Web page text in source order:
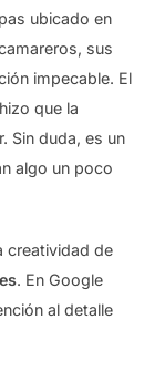
ubicado en
sus
impecable. El
que la
Sin duda, es un
algo un poco
creatividad de
. En Google
al detalle